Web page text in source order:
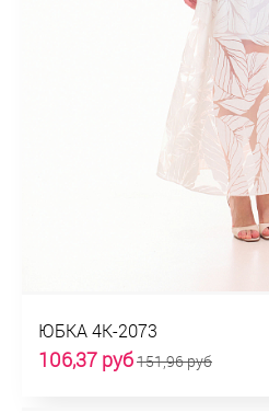
ЮБКА 4К-2073
106,37 руб151,96 руб